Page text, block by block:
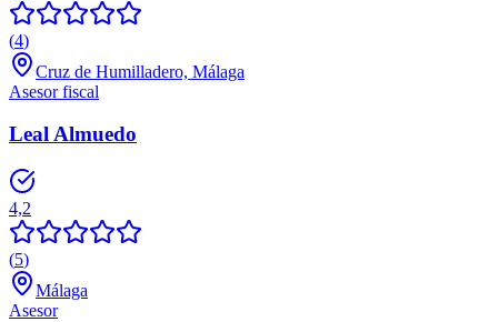
(4)
Cruz de Humilladero, Málaga
Asesor fiscal
Leal Almuedo
4,2
(5)
Málaga
Asesor